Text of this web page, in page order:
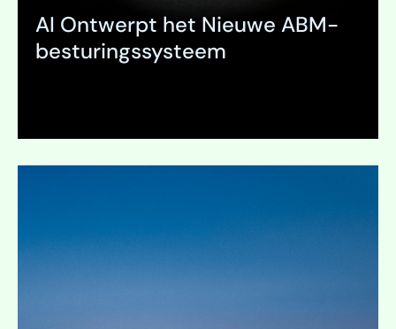
AI Ontwerpt het Nieuwe ABM-
besturingssysteem